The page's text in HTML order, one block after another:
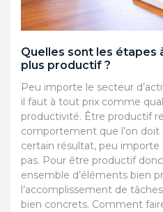
Quelles sont les étapes
plus productif ?
Peu importe le secteur
il faut à tout prix comme
productivité. Être productif
comportement que l’on
certain résultat, peu
pas. Pour être productif
ensemble d’éléments bien
l’accomplissement de
bien concrets. Comment